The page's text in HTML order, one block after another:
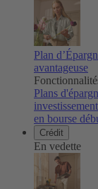
Plan
avantageuse
Plans
en bourse
Crédit
En vedette